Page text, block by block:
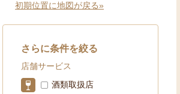
初期位置に地図が戻る»
さらに条件を絞る
店舗サービス
酒類取扱店